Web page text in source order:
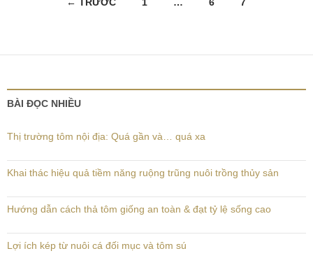
← TRƯỚC 1 … 6 7
BÀI ĐỌC NHIỀU
Thị trường tôm nội địa: Quá gần và… quá xa
Khai thác hiệu quả tiềm năng ruộng trũng nuôi trồng thủy sản
Hướng dẫn cách thả tôm giống an toàn & đạt tỷ lệ sống cao
Lợi ích kép từ nuôi cá đối mục và tôm sú